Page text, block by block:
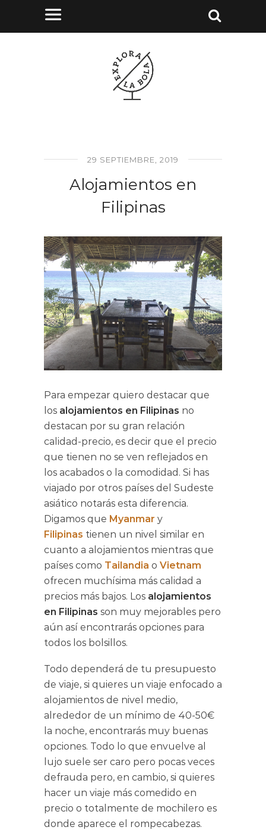
29 SEPTIEMBRE, 2019
Alojamientos en
Filipinas
Para empezar quiero destacar que
los alojamientos en Filipinas no
destacan por su gran relación
calidad-precio, es decir que el precio
que tienen no se ven reflejados en
los acabados o la comodidad. Si has
viajado por otros países del Sudeste
asiático notarás esta diferencia.
Digamos que Myanmar y
Filipinas tienen un nivel similar en
cuanto a alojamientos mientras que
países como Tailandia o Vietnam
ofrecen muchísima más calidad a
precios más bajos. Los alojamientos
en Filipinas son muy mejorables pero
aún así encontrarás opciones para
todos los bolsillos.
Todo dependerá de tu presupuesto
de viaje, si quieres un viaje enfocado a
alojamientos de nivel medio,
alrededor de un mínimo de 40-50€
la noche, encontrarás muy buenas
opciones. Todo lo que envuelve al
lujo suele ser caro pero pocas veces
defrauda pero, en cambio, si quieres
hacer un viaje más comedido en
precio o totalmente de mochilero es
donde aparece el rompecabezas.